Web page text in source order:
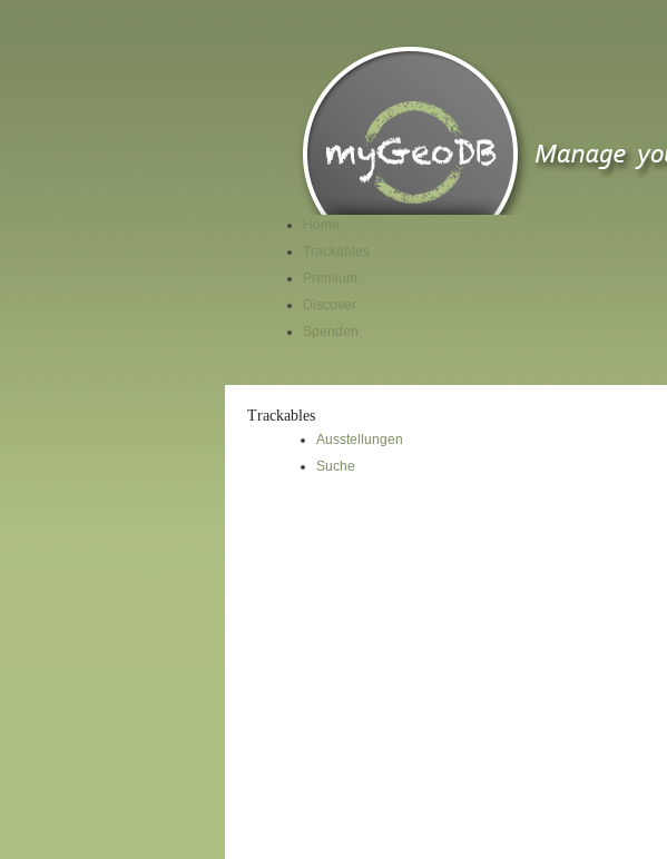
Premium
Discover
Spenden
Trackables
Ausstellungen
Suche